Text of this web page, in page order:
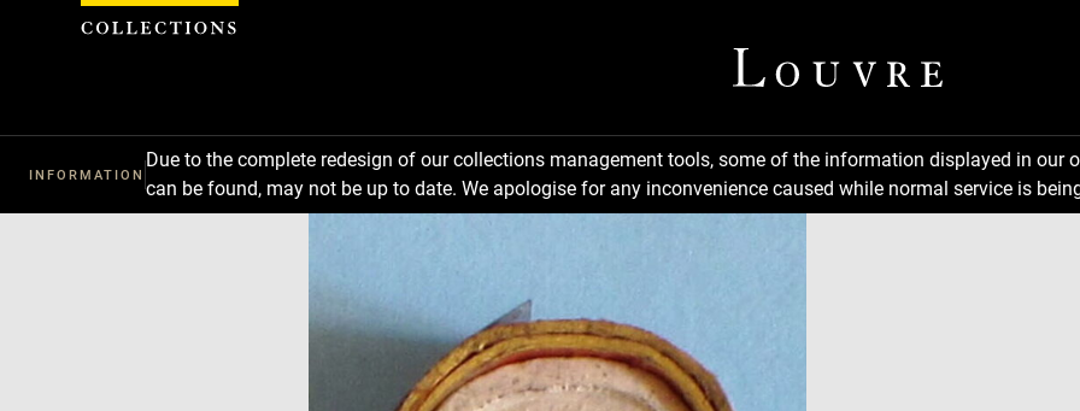
INFORMATION
Due to the complete redesign of our collections management tools, some of the information displayed in
can be found, may not be up to date. We apologise for any inconvenience caused while normal service is
Cookies management panel